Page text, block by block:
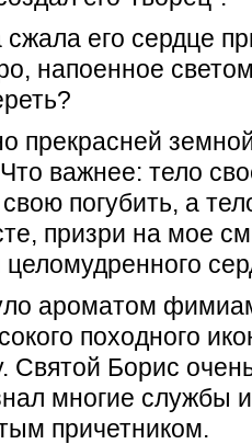
сжала его сердце
напоенное
прекрасней
важнее: тело
погубить, а
призри на мое
ароматом
походного
Святой Борис
многие службы
причетником.